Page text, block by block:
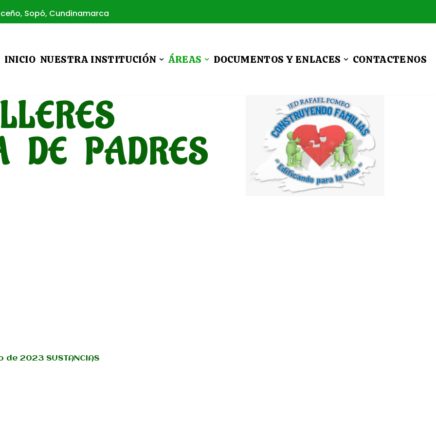
Sopó, Cundinamarca
INICIO NUESTRA INSTITUCIÓN ÁREAS DOCUMENTOS Y ENLACES CONTACTENOS
DE PADRES
de 2023 SUSTANCIAS